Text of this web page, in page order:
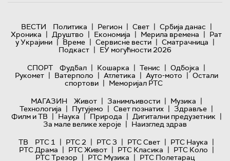
ВЕСТИ Политика | Регион | Свет | Србија данас |
Хроника | Друштво | Економија | Мерила времена | Рат
у Украјини | Време | Сервисне вести | Сматрачница |
Подкаст | ЕУ могућности 2026
СПОРТ
Фудбал | Кошарка | Тенис | Одбојка |
Рукомет | Ватерполо | Атлетика | Ауто-мото | Остали
спортови | Меморијал РТС
МАГАЗИН
Живот | Занимљивости | Музика |
Технологијa | Путујемо | Свет познатих | Здравље |
Филм и ТВ | Наука | Природа | Дигитални предузетник |
За мале велике хероје | Наизглед здрав
ТВ
РТС 1 | РТС 2 | РТС 3 | РТС Свет | РТС Наука |
РТС Драма | РТС Живот | РТС Класика | РТС Коло |
РТС Трезор | РТС Музика | РТС Полетарац